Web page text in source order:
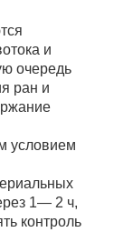
и
очередь
ран и
условием
1— 2 ч,
контроль